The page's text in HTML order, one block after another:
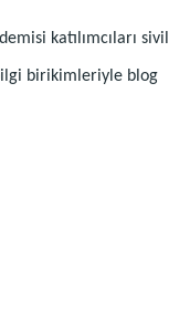
katılımcıları sivil
birikimleriyle blog